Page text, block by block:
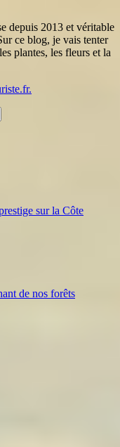
depuis 2013 et véritable
ce blog, je vais tenter
plantes, les fleurs et la
sur la Côte
de nos forêts